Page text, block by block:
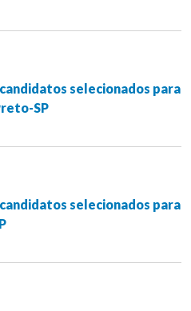
selecionados para
SP
selecionados para